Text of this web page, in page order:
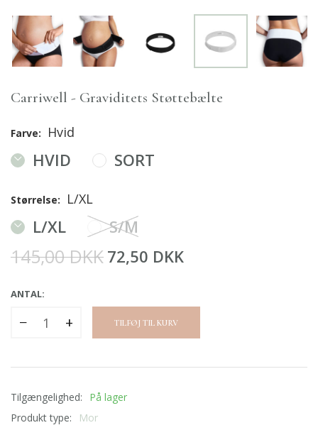
Carriwell - Graviditets Støttebælte
Farve: Hvid
HVID SORT
Størrelse: L/XL
L/XL S/M
145,00 DKK 72,50 DKK
ANTAL:
− + TILFØJ TIL KURV
Tilgængelighed:
På lager
Produkt type:
Mor